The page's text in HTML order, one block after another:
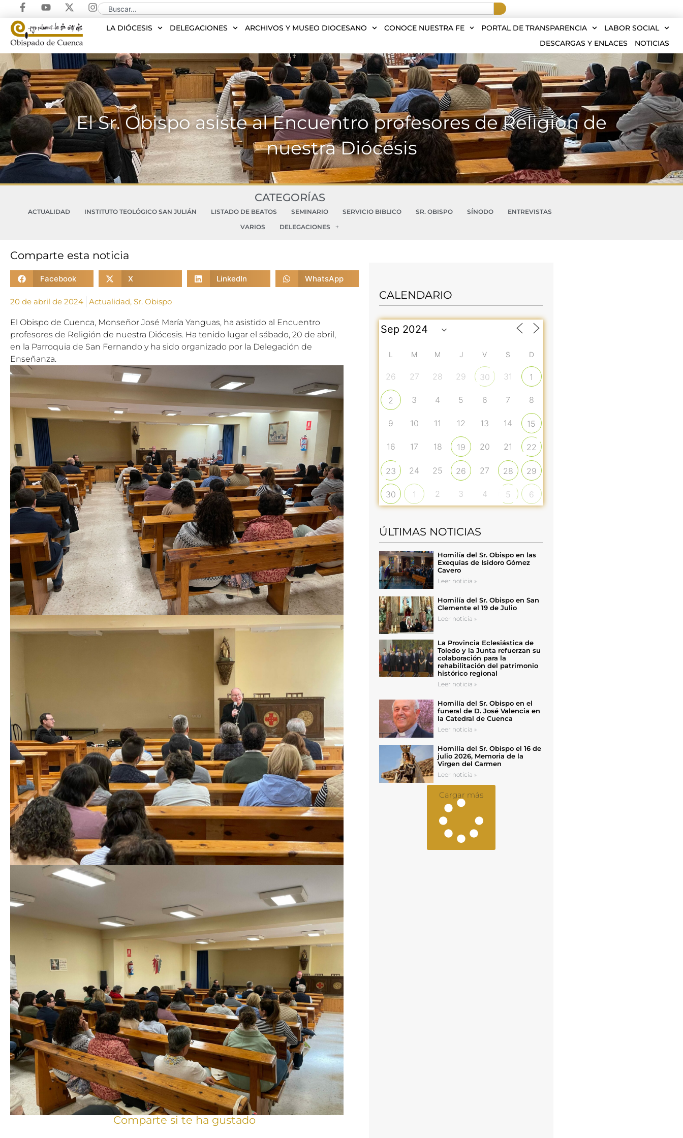
LA DIÓCESIS DELEGACIONES ARCHIVOS Y MUSEO DIOCESANO CONOCE NUESTRA FE PORTAL DE TRANSPARENCIA
LABOR SOCIAL
DESCARGAS Y ENLACES
NOTICIAS
El Sr. Obispo asiste al Encuentro profesores de Religión de
nuestra Diócesis
CATEGORÍAS
ACTUALIDAD INSTITUTO TEOLÓGICO SAN JULIÁN LISTADO DE BEATOS SEMINARIO SERVICIO BIBLICO SR. OBISPO SÍNODO
ENTREVISTAS
VARIOS
DELEGACIONES
Comparte esta noticia
Facebook X LinkedIn WhatsApp
20 de abril de 2024 Actualidad, Sr. Obispo
El Obispo de Cuenca, Monseñor José María Yanguas, ha asistido al Encuentro
profesores de Religión de nuestra Diócesis. Ha tenido lugar el sábado, 20 de abril,
en la Parroquia de San Fernando y ha sido organizado por la Delegación de
Enseñanza.
Comparte si te ha gustado
CALENDARIO
L M M J V S D
26 27 28 29 30 31 1
2 3 4 5 6 7 8
9 10 11 12 13 14 15
16 17 18 19 20 21 22
23 24 25 26 27 28 29
30 1 2 3 4 5 6
ÚLTIMAS NOTICIAS
Homilía del Sr. Obispo en las
Exequias de Isidoro Gómez
Cavero
Leer noticia »
Homilía del Sr. Obispo en San
Clemente el 19 de Julio
Leer noticia »
La Provincia Eclesiástica de
Toledo y la Junta refuerzan su
colaboración para la
rehabilitación del patrimonio
histórico regional
Leer noticia »
Homilía del Sr. Obispo en el
funeral de D. José Valencia en
la Catedral de Cuenca
Leer noticia »
Homilía del Sr. Obispo el 16 de
julio 2026, Memoria de la
Virgen del Carmen
Leer noticia »
Cargar más